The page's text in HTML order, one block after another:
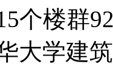
个楼群
大学建